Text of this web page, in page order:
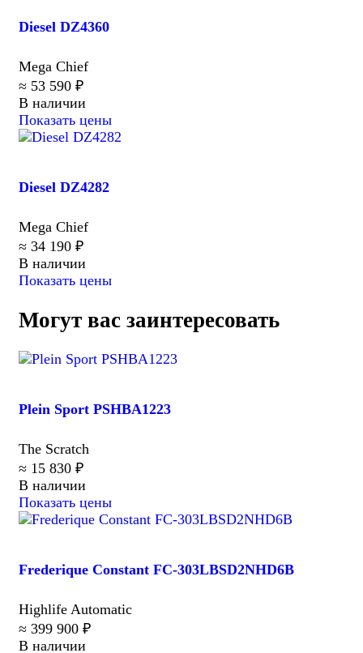
Diesel DZ4360
Mega Chief
≈ 53 590 ₽
В наличии
Показать цены
Diesel DZ4282
Mega Chief
≈ 34 190 ₽
В наличии
Показать цены
Могут вас заинтересовать
Plein Sport PSHBA1223
The Scratch
≈ 15 830 ₽
В наличии
Показать цены
Frederique Constant FC-303LBSD2NHD6B
Highlife Automatic
≈ 399 900 ₽
В наличии